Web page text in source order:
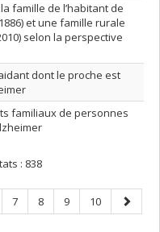
famille de l’habitant de
et une famille rurale
selon la perspective
dont le proche est
familiaux de personnes
: 838
Page
7 Page
8 Page
9 Page
10
Page